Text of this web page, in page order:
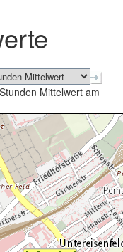
schließen
Mittelwert am